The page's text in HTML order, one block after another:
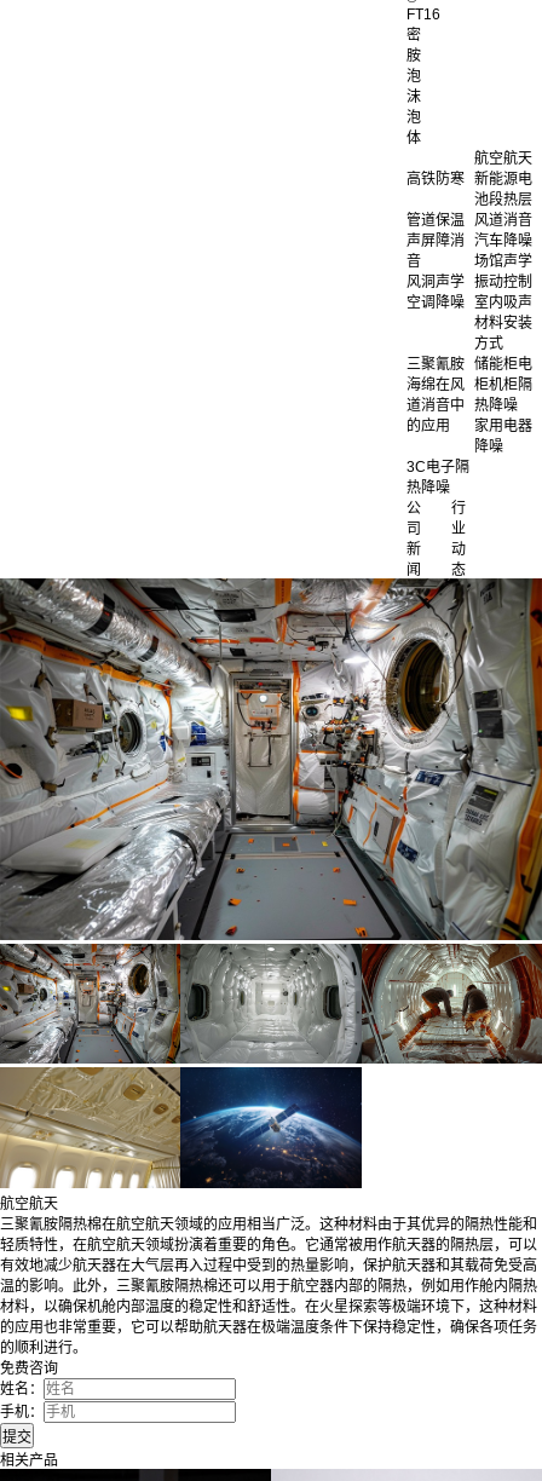
FT16
密
胺
泡
沫
泡
体
航空航天
高铁防寒 新能源电
池段热层
管道保温
风道消音
声屏障消
音
汽车降噪
场馆声学
风洞声学 振动控制
空调降噪 室内吸声
材料安装
方式
三聚氰胺
海绵在风
道消音中
的应用
储能柜电
柜机柜隔
热降噪
家用电器
降噪
3C电子隔
热降噪
公
司
新
闻
行
业
动
态
航空航天
三聚氰胺隔热棉在航空航天领域的应用相当广泛。这种材料由于其优异的隔热性能和
轻质特性，在航空航天领域扮演着重要的角色。它通常被用作航天器的隔热层，可以
有效地减少航天器在大气层再入过程中受到的热量影响，保护航天器和其载荷免受高
温的影响。此外，三聚氰胺隔热棉还可以用于航空器内部的隔热，例如用作舱内隔热
材料，以确保机舱内部温度的稳定性和舒适性。在火星探索等极端环境下，这种材料
的应用也非常重要，它可以帮助航天器在极端温度条件下保持稳定性，确保各项任务
的顺利进行。
免费咨询
姓名：
手机：
相关产品